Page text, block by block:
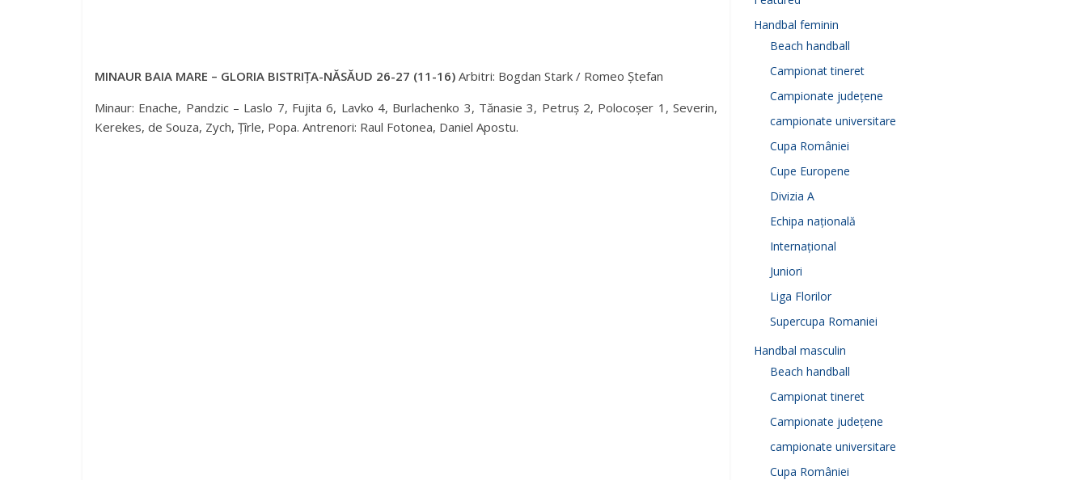
MINAUR BAIA MARE – GLORIA BISTRIȚA-NĂSĂUD 26-27 (11-16) Arbitri: Bogdan Stark / Romeo Ștefan
Minaur: Enache, Pandzic – Laslo 7, Fujita 6, Lavko 4, Burlachenko 3, Tănasie 3, Petruș 2, Polocoșer 1, Severin,
Kerekes, de Souza, Zych, Țîrle, Popa. Antrenori: Raul Fotonea, Daniel Apostu.
Handbal feminin
Beach handball
Campionat tineret
Campionate județene
campionate universitare
Cupa României
Cupe Europene
Divizia A
Echipa națională
Internațional
Juniori
Liga Florilor
Supercupa Romaniei
Handbal masculin
Beach handball
Campionat tineret
Campionate județene
campionate universitare
Cupa României